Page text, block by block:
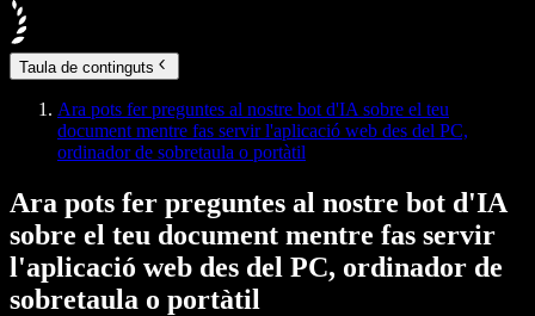
Taula de continguts
Ara pots fer preguntes al nostre bot d'IA sobre el teu
document mentre fas servir l'aplicació web des del PC,
ordinador de sobretaula o portàtil
Ara pots fer preguntes al nostre bot d'IA
sobre el teu document mentre fas servir
l'aplicació web des del PC, ordinador de
sobretaula o portàtil